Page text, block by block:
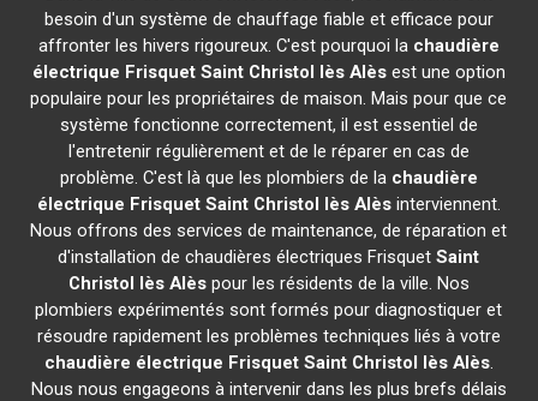
besoin d'un système de chauffage fiable et efficace pour
affronter les hivers rigoureux. C'est pourquoi la chaudière
électrique Frisquet Saint Christol lès Alèsest une option
populaire pour les propriétaires de maison. Mais pour que ce
système fonctionne correctement, il est essentiel de
l'entretenir régulièrement et de le réparer en cas de
problème. C'est là que les plombiers de la chaudière
électrique Frisquet Saint Christol lès Alèsinterviennent.
Nous offrons des services de maintenance, de réparation et
d'installation de chaudières électriques FrisquetSaint
Christol lès Alèspour les résidents de la ville. Nos
plombiers expérimentés sont formés pour diagnostiquer et
résoudre rapidement les problèmes techniques liés à votre
chaudière électrique Frisquet Saint Christol lès Alès.
Nous nous engageons à intervenir dans les plus brefs délais